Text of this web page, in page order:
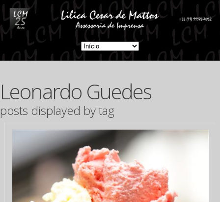
Leonardo Guedes
posts displayed by tag